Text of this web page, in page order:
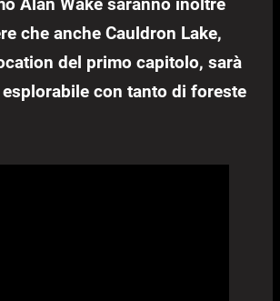
che anche Cauldron Lake,
del primo capitolo, sarà
con tanto di foreste